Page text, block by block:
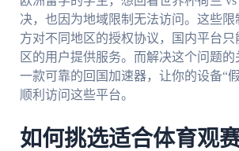
决，也因为地域限制无法访问。这些限
方对不同地区的授权协议，国内平台
区的用户提供服务。而解决这个问题的
一款可靠的回国加速器，让你的设备“
顺利访问这些平台。
如何挑选适合体育观